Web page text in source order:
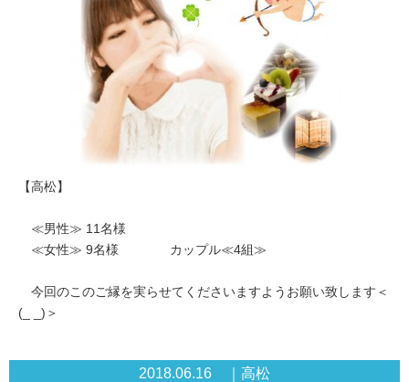
【高松】
≪男性≫ 11名様
≪女性≫ 9名様 カップル≪4組≫
今回のこのご縁を実らせてくださいますようお願い致します＜
(_ _)＞
2018.06.16 ｜高松